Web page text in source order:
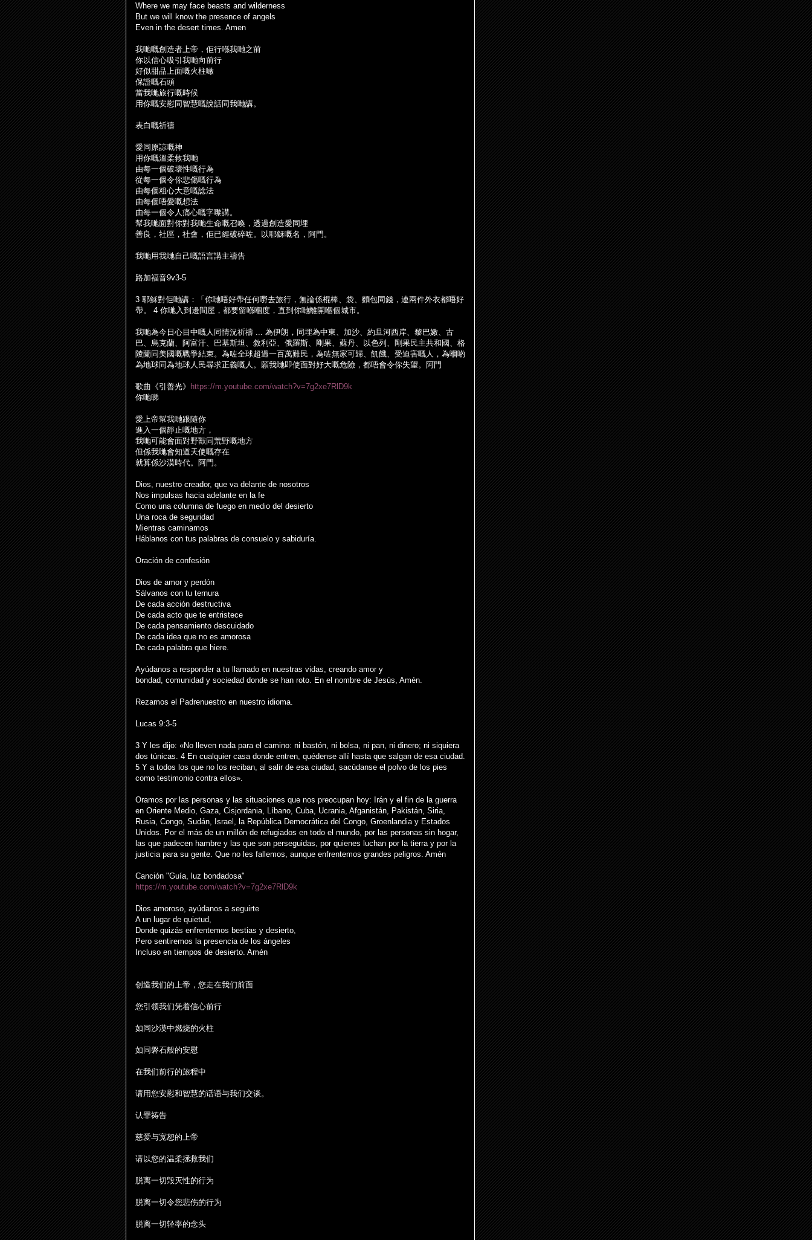
Where we may face beasts and wilderness
But we will know the presence of angels
Even in the desert times. Amen
我哋嘅創造者上帝， 佢行喺我哋之前
你以信心吸引我哋向前行
好似甜品上面嘅火柱噉
保證嘅石頭
當我哋旅行嘅時候
用你嘅安慰同智慧嘅說話同我哋講。
表白嘅祈禱
愛同原諒嘅神
用你嘅溫柔救我哋
由每一個破壞性嘅行為
從每一個令你悲傷嘅行為
由每個粗心大意嘅諗法
由每個唔愛嘅想法
由每一個令人痛心嘅字嚟講。
幫我哋面對你對我哋生命嘅召喚，透過創造愛同埋
善良，社區，社會， 佢已經破碎咗。以耶穌嘅名，阿門。
我哋用我哋自己嘅語言講主禱告
路加福音9v3-5
3 耶穌對佢哋講：「你哋唔好帶任何嘢去旅行，無論係棍棒、袋、麵包同錢，連兩件外衣都唔好
帶。
4 你哋 入到邊間屋，都要留喺嗰度，直到你哋離開嗰個城市。
我哋為今日心目中嘅人同情況祈禱
為伊朗，同埋為中東、加沙、約旦河西岸、黎巴嫩、古
巴、烏克蘭、阿富汗、巴基斯坦、敘利亞、俄羅斯、剛果、蘇丹、以色列、剛果民主共和國、格
陵蘭同美國嘅戰爭結束。為咗全球超過一百萬難民，為咗無家可歸、飢餓、受迫害嘅人，為嗰啲
為地球同為地球人民尋求正義嘅人。願我哋即使面對好大嘅危險，都唔會令你失望。阿門
歌曲《引善光》 https://m.youtube.com/watch?v=7g2xe7RlD9k
你哋睇
愛上帝幫我哋跟隨你
進入一個靜止嘅地方，
我哋可能會面對野獸同荒野嘅地方
但係我哋會知道天使嘅存在
就算係沙漠時代。阿門。
Dios, nuestro creador, que va delante de nosotros
Nos impulsas hacia adelante en la fe
Como una columna de fuego en medio del desierto
Una roca de seguridad
Mientras caminamos
Háblanos con tus palabras de consuelo y sabiduría.
Oración de confesión
Dios de amor y perdón
Sálvanos con tu ternura
De cada acción destructiva
De cada acto que te entristece
De cada pensamiento descuidado
De cada idea que no es amorosa
De cada palabra que hiere.
Ayúdanos a responder a tu llamado en nuestras vidas, creando amor y
bondad, comunidad y sociedad donde se han roto. En el nombre de Jesús, Amén.
Rezamos el Padrenuestro en nuestro idioma.
Lucas 9:3-5
3 Y les dijo: «No lleven nada para el camino: ni bastón, ni bolsa, ni pan, ni dinero; ni siquiera
dos túnicas. 4 En cualquier casa donde entren, quédense allí hasta que salgan de esa ciudad.
5 Y a todos los que no los reciban, al salir de esa ciudad, sacúdanse el polvo de los pies
como testimonio contra ellos».
Oramos por las personas y las situaciones que nos preocupan hoy: Irán y el fin de la guerra
en Oriente Medio, Gaza, Cisjordania, Líbano, Cuba, Ucrania, Afganistán, Pakistán, Siria,
Rusia, Congo, Sudán, Israel, la República Democrática del Congo, Groenlandia y Estados
Unidos. Por el más de un millón de refugiados en todo el mundo, por las personas sin hogar,
las que padecen hambre y las que son perseguidas, por quienes luchan por la tierra y por la
justicia para su gente. Que no les fallemos, aunque enfrentemos grandes peligros. Amén
Canción "Guía, luz bondadosa"
https://m.youtube.com/watch?v=7g2xe7RlD9k
Dios amoroso, ayúdanos a seguirte
A un lugar de quietud,
Donde quizás enfrentemos bestias y desierto,
Pero sentiremos la presencia de los ángeles
Incluso en tiempos de desierto. Amén
创 造我们的上帝，您走在我们前面
您引 领我们凭着信心前行
如同沙漠中燃烧的火柱
如同磐石般的安慰
在我们前行的旅程中
请用您安慰和智慧的话语与我们交谈 。
认罪祷告
慈爱与宽恕的上帝
请以您的温柔拯救我们
脱离一切毁灭性的行为
脱离一切令您悲伤的行为
脱离一切轻率的念头